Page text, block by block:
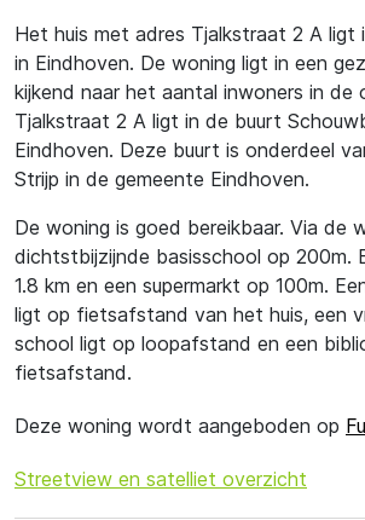
Het huis met adres Tjalkstraat 2 A ligt
in Eindhoven. De woning ligt in een
kijkend naar het aantal inwoners in de
Tjalkstraat 2 A ligt in de buurt
Eindhoven. Deze buurt is onderdeel
Strijp in de gemeente Eindhoven.
De woning is goed bereikbaar. Via de
dichtstbijzijnde basisschool op 200m.
1.8 km en een supermarkt op 100m.
ligt op fietsafstand van het huis, een
school ligt op loopafstand en een
fietsafstand.
Deze woning wordt aangeboden op
Streetview en satelliet overzicht